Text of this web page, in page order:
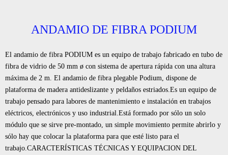
ANDAMIO DE FIBRA PODIUM
El andamio de fibra PODIUM es un equipo de trabajo fabricado en tubo de
fibra de vidrio de 50 mm ø con sistema de apertura rápida con una altura
máxima de 2 m. El andamio de fibra plegable Podium, dispone de
plataforma de madera antideslizante y peldaños estriados.Es un equipo de
trabajo pensado para labores de mantenimiento e instalación en trabajos
eléctricos, electrónicos y uso industrial.Está formado por sólo un solo
módulo que se sirve pre-montado, un simple movimiento permite abrirlo y
sólo hay que colocar la plataforma para que esté listo para el
trabajo.CARACTERÍSTICAS TÉCNICAS Y EQUIPACION DEL